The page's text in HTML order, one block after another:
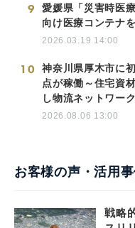
9
愛媛県「災害時医
向け医療コンテナ
2026.03.19 14:00
10
神奈川県厚木市に
点が稼働～住宅資
し物流ネットワー
2026.08.06 13:00
お客様の声・活用事
戦略